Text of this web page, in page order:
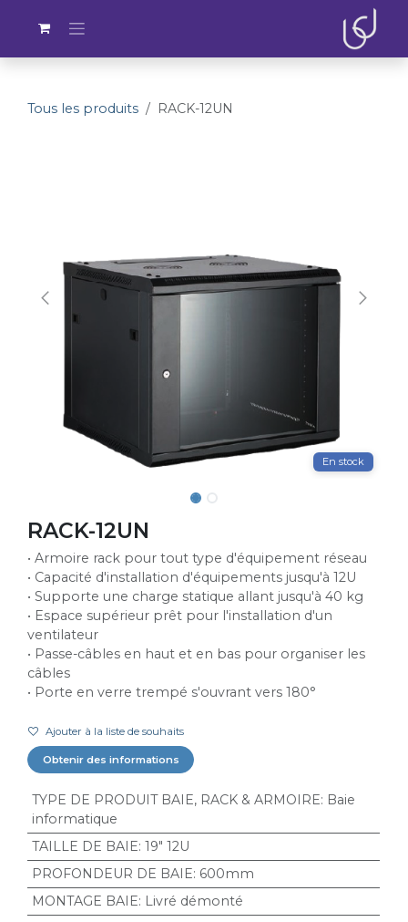
Tous les produits RACK-12UN
En stock
RACK-12UN
• Armoire rack pour tout type d'équipement réseau
• Capacité d'installation d'équipements jusqu'à 12U
• Supporte une charge statique allant jusqu'à 40 kg
• Espace supérieur prêt pour l'installation d'un
ventilateur
• Passe-câbles en haut et en bas pour organiser les
câbles
• Porte en verre trempé s'ouvrant vers 180°
Ajouter à la liste de souhaits
Obtenir des informations
TYPE DE PRODUIT BAIE, RACK & ARMOIRE: Baie
informatique
TAILLE DE BAIE: 19" 12U
PROFONDEUR DE BAIE: 600mm
MONTAGE BAIE: Livré démonté